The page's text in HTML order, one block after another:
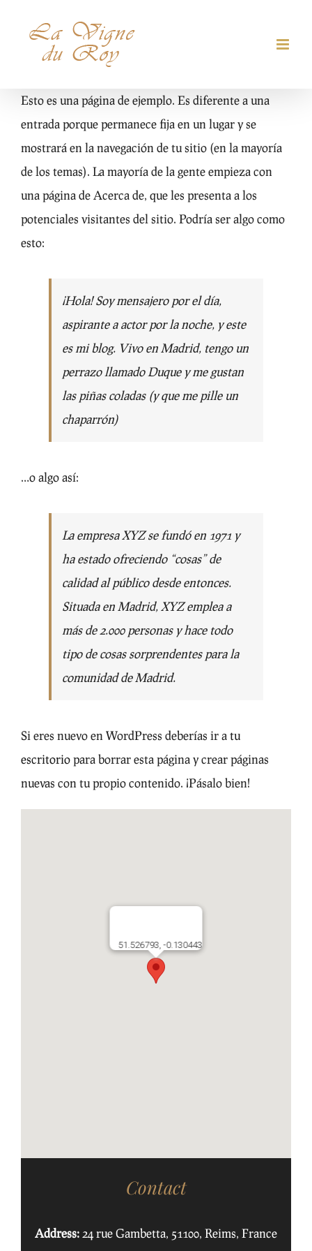
Esto es una página de ejemplo. Es diferente a una
entrada porque permanece fija en un lugar y se
mostrará en la navegación de tu sitio (en la mayoría
de los temas). La mayoría de la gente empieza con
una página de Acerca de, que les presenta a los
potenciales visitantes del sitio. Podría ser algo como
esto:
¡Hola! Soy mensajero por el día,
aspirante a actor por la noche, y este
es mi blog. Vivo en Madrid, tengo un
perrazo llamado Duque y me gustan
las piñas coladas (y que me pille un
chaparrón)
…o algo así:
La empresa XYZ se fundó en 1971 y
ha estado ofreciendo “cosas” de
calidad al público desde entonces.
Situada en Madrid, XYZ emplea a
más de 2.000 personas y hace todo
tipo de cosas sorprendentes para la
comunidad de Madrid.
Si eres nuevo en WordPress deberías ir atu
escritoriopara borrar esta página y crear páginas
nuevas con tu propio contenido. ¡Pásalo bien!
51.526793, -0.130443
Contact
Address:24 rue Gambetta, 51100, Reims, France